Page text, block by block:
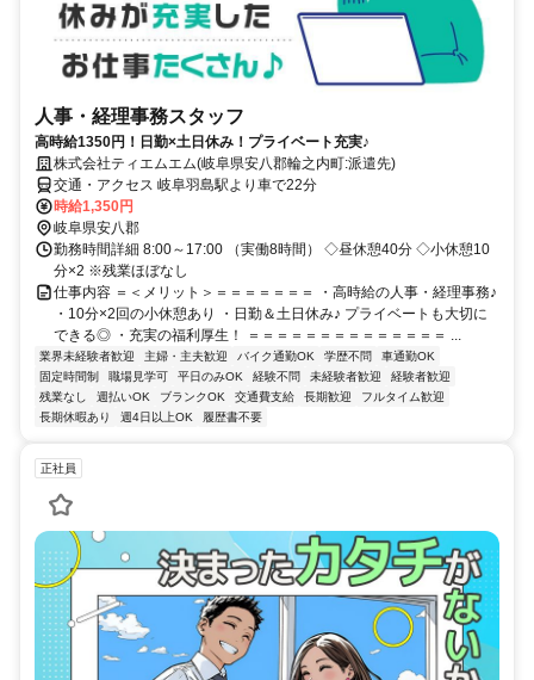
人事・経理事務スタッフ
高時給1350円！日勤×土日休み！プライベート充実♪
株式会社ティエムエム(岐阜県安八郡輪之内町:派遣先)
交通・アクセス 岐阜羽島駅より車で22分
時給1,350円
岐阜県安八郡
勤務時間詳細 8:00～17:00 （実働8時間） ◇昼休憩40分 ◇小休憩10
分×2 ※残業ほぼなし
仕事内容 ＝＜メリット＞＝＝＝＝＝＝＝ ・高時給の人事・経理事務♪
・10分×2回の小休憩あり ・日勤＆土日休み♪ プライベートも大切に
できる◎ ・充実の福利厚生！ ＝＝＝＝＝＝＝＝＝＝＝＝＝＝ ...
業界未経験者歓迎 主婦・主夫歓迎 バイク通勤OK 学歴不問
車通勤OK
固定時間制
職場見学可 平日のみOK 経験不問 未経験者歓迎
経験者歓迎
残業なし
週払いOK ブランクOK 交通費支給 長期歓迎
フルタイム歓迎
長期休暇あり
週4日以上OK 履歴書不要
正社員